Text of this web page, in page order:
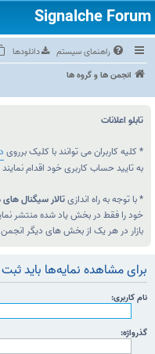
راهنمای سیستم دانلودها
انجمن ها و گروه ها
تابلو اعلانات
* کلیه کاربران می توانند با کلیک برروی
به تایید حساب کاربری خود اقدام نمایند
* با توجه به راه اندازیتالار سیگنال های
خود را فقط در بخش یاد شده منتشر
بازار در هر یک از بخش های دیگر
برای مشاهده نمایه‌ها باید
نام کاربری:
گذرواژه: